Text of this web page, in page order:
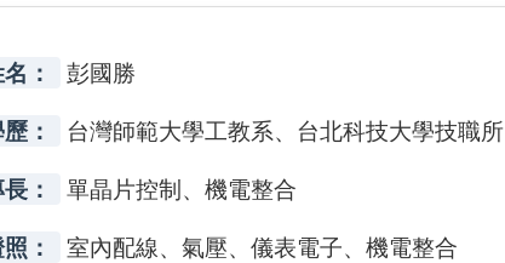
： 彭國勝
： 台灣師範大學工教系、台北科技大學技職所
： 單晶片控制、機電整合
： 室內配線、氣壓、儀表電子、機電整合